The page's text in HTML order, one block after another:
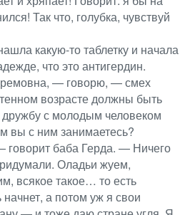
Так что, голубка, чувствуй
какую-то таблетку и начала
что это антигердин.
— говорю, — смех
возрасте должны быть
дружбу с молодым человеком
вы с ним занимаетесь?
баба Герда. — Ничего
Оладьи жуем,
всякое такое… то есть
а потом уж я свои